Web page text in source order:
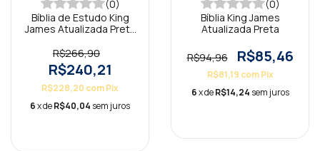
(0)
Bíblia de Estudo King
James Atualizada Preta
R$266,90
R$240,21
R$228,20 comPix
6x deR$40,04 sem juros
(0)
Bíblia King James
Atualizada Preta
R$94,96 R$85,46
R$81,19 com Pix
6x deR$14,24 sem juros